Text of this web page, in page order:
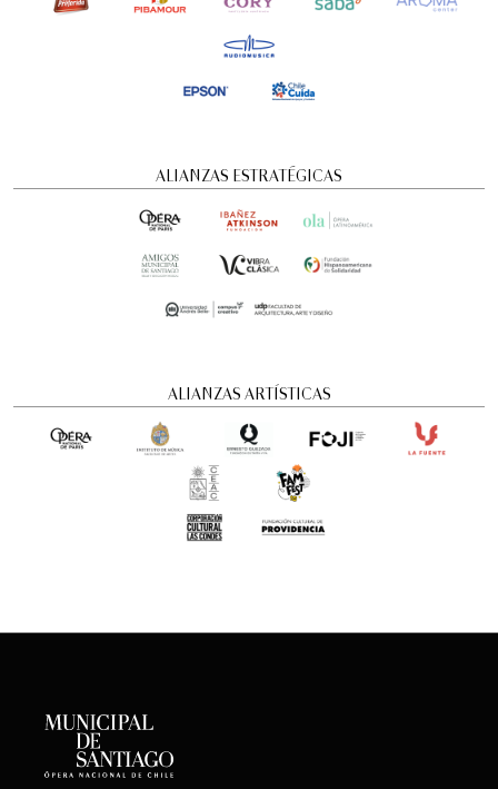
ALIANZAS ESTRATÉGICAS
ALIANZAS ARTÍSTICAS